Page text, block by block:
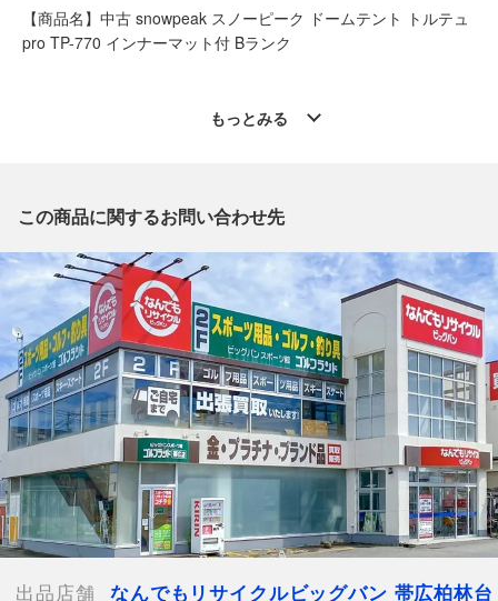
【商品名】中古 snowpeak スノーピーク ドームテント トルテュ
pro TP-770 インナーマット付 Bランク
※「なんでもリサイクルビッグバン 公式オンラインストアの出
電話番号：0155-41-3196
【店舗内商品コード】1001104058064
【メーカー】snowpeak/スノーピーク
【型番】TP-770
【付属品】 テント本体・インナーテント・各種ポール・シール
ドルーフ・グランドシート・ペグx30・ペグケース・ロープ・取
扱説明書・本体収納ケース・フレーム収納ケース・インナーマッ
ト（別売品)
【ランク】Bランク
通常使用による傷や汚れが見受けられる中古品
【規格・仕様】
本体サイズ：約580×360×205cm
もっとみる
この商品に関するお問い合わせ先
出品店舗 なんでもリサイクルビッグバン 帯広柏林台